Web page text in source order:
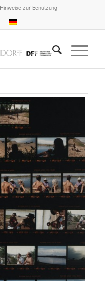
Hinweise zur Benutzung